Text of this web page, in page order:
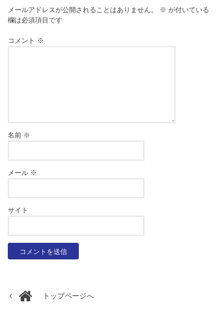
メールアドレスが公開されることはありません。 ※ が付いている
欄は必須項目です
コメント ※
名前 ※
メール ※
サイト
トップページへ